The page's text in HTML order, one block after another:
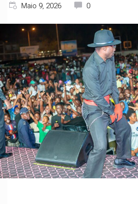
Maio 9, 2026 0